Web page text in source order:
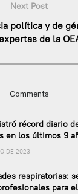
Next Post
política y de
de la
Comments
récord diario
en los últimos 9
DE 2023
respiratorias:
para